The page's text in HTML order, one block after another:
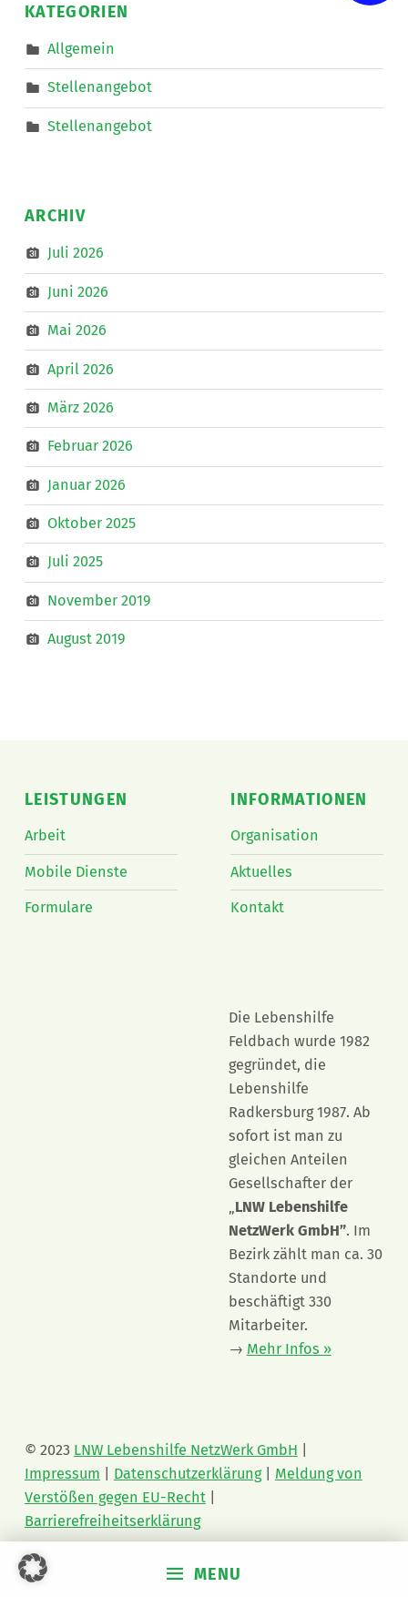
MENU
KATEGORIEN
Allgemein
Stellenangebot
Stellenangebot
ARCHIV
Juli 2026
Juni 2026
Mai 2026
April 2026
März 2026
Februar 2026
Januar 2026
Oktober 2025
Juli 2025
November 2019
August 2019
LEISTUNGEN
Arbeit
Mobile Dienste
Formulare
INFORMATIONEN
Organisation
Aktuelles
Kontakt
Die Lebenshilfe
Feldbach wurde 1982
gegründet, die
Lebenshilfe
Radkersburg 1987. Ab
sofort ist man zu
gleichen Anteilen
Gesellschafter der
„LNW Lebenshilfe
NetzWerk GmbH”. Im
Bezirk zählt man ca. 30
Standorte und
beschäftigt 330
Mitarbeiter.
→ Mehr Infos »
© 2023 LNW Lebenshilfe NetzWerk GmbH
Impressum
Datenschutzerklärung
Meldung von
Verstößen gegen EU-Recht|
Barrierefreiheitserklärung